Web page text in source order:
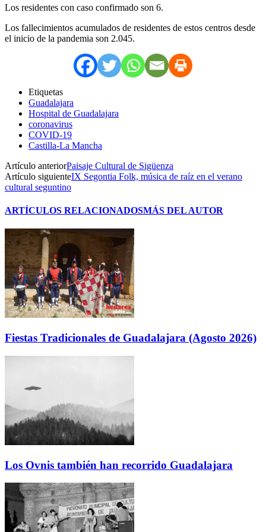
Los residentes con caso confirmado son 6.
Los fallecimientos acumulados de residentes de estos centros desde
el inicio de la pandemia son 2.045.
Etiquetas
Guadalajara
Hospital de Guadalajara
coronavirus
COVID-19
Castilla-La Mancha
Artículo anteriorPaisaje Cultural de Sigüenza
Artículo siguienteIX Segontia Folk, música de raíz en el verano
cultural seguntino
ARTÍCULOS RELACIONADOSMÁS DEL AUTOR
Fiestas Tradicionales de Guadalajara (Agosto 2026)
Los Ovnis también han recorrido Guadalajara